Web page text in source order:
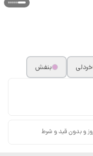
خردلی بنفش